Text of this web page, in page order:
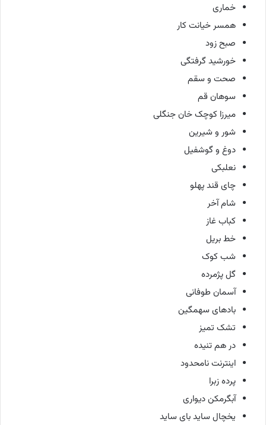
خماری
همسر خیانت کار
صبح زود
خورشید گرفتگی
صحت و سقم
سوهان قم
میرزا کوچک خان جنگلی
شور و شیرین
دوغ و گوشفیل
نعلبکی
چای قند پهلو
شام آخر
کباب غاز
خط بریل
شب کوک
گل پژمرده
آسمان طوفانی
بادهای سهمگین
تشک تمیز
در هم تنیده
اینترنت نامحدود
پرده زبرا
آبگرمکن دیواری
یخچال ساید بای ساید